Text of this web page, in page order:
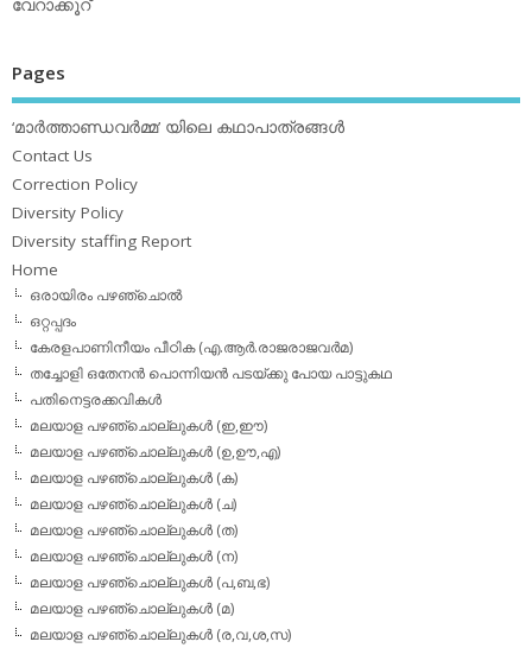
വേറാക്കൂറ്
Pages
‘മാര്‍ത്താണ്ഡവര്‍മ്മ’ യിലെ കഥാപാത്രങ്ങള്‍
Contact Us
Correction Policy
Diversity Policy
Diversity staffing Report
Home
ഒരായിരം പഴഞ്ചൊല്‍
ഒറ്റപ്പദം
കേരളപാണിനീയം പീഠിക (എ.ആര്‍.രാജരാജവര്‍മ)
തച്ചോളി ഒതേനൻ പൊന്നിയൻ പടയ്‌ക്കു പോയ പാട്ടുകഥ
പതിനെട്ടരക്കവികള്‍
മലയാള പഴഞ്ചൊല്ലുകള്‍ (ഇ,ഈ)
മലയാള പഴഞ്ചൊല്ലുകള്‍ (ഉ,ഊ,എ)
മലയാള പഴഞ്ചൊല്ലുകള്‍ (ക)
മലയാള പഴഞ്ചൊല്ലുകള്‍ (ച)
മലയാള പഴഞ്ചൊല്ലുകള്‍ (ത)
മലയാള പഴഞ്ചൊല്ലുകള്‍ (ന)
മലയാള പഴഞ്ചൊല്ലുകള്‍ (പ,ബ,ഭ)
മലയാള പഴഞ്ചൊല്ലുകള്‍ (മ)
മലയാള പഴഞ്ചൊല്ലുകള്‍ (ര,വ,ശ,സ)